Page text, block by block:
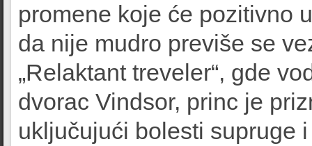
promene koje će pozitivno
da nije mudro previše se
„Relaktant treveler“, gde
dvorac Vindsor, princ je
uključujući bolesti supruge